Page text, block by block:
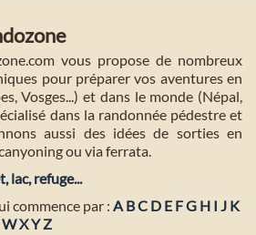
vous propose de nombreux
pour préparer vos aventures en
Vosges...) et dans le monde (Népal,
dans la randonnée pédestre et
aussi des idées de sorties en
ou via ferrata.
lac, refuge...
commence par : A BC D E FG H I J K
WXYZ